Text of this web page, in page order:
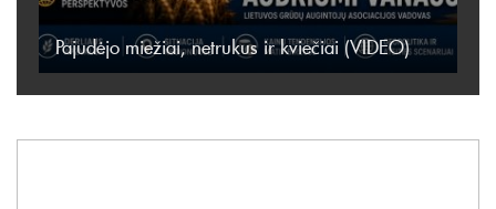
Pajudėjo miežiai, netrukus ir kviečiai (VIDEO)